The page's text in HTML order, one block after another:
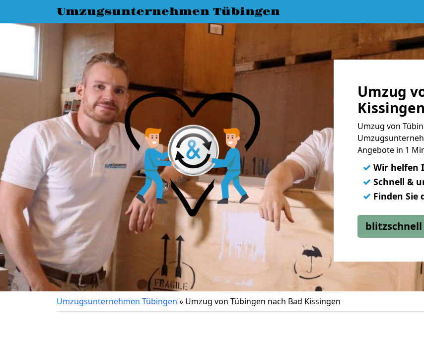
Umzugsunternehmen Tübingen
Umzug
Umzug von
Angebote in 1
✓ Wir helfen
✓ Schnell &
✓ Finden Sie
Umzugsunternehmen Tübingen » Umzug von Tübingen nach Bad Kissingen